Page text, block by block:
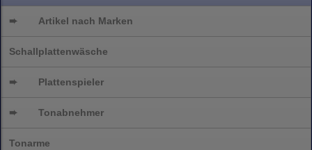
➨ Artikel nach Marken
Schallplattenwäsche
➨ Plattenspieler
➨ Tonabnehmer
Tonarme